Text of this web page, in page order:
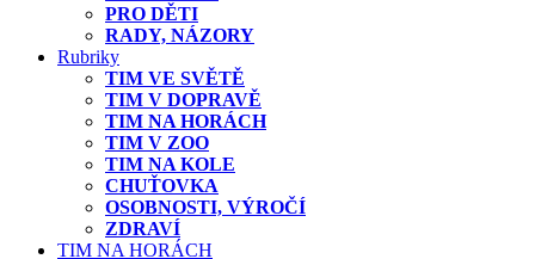
PRO DĚTI
RADY, NÁZORY
Rubriky
TIM VE SVĚTĚ
TIM V DOPRAVĚ
TIM NA HORÁCH
TIM V ZOO
TIM NA KOLE
CHUŤOVKA
OSOBNOSTI, VÝROČÍ
ZDRAVÍ
TIM NA HORÁCH